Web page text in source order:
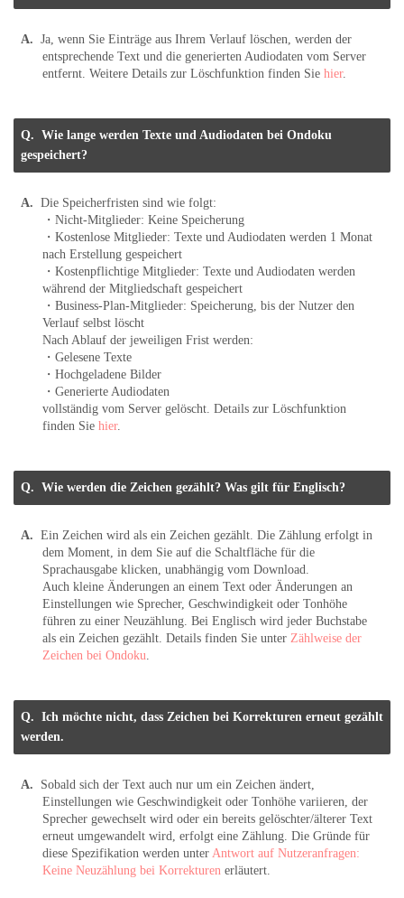
Ja, wenn Sie Einträge aus Ihrem Verlauf löschen, werden der
entsprechende Text und die generierten Audiodaten vom Server
entfernt. Weitere Details zur Löschfunktion finden Sie hier.
Wie lange werden Texte und Audiodaten bei Ondoku
gespeichert?
Die Speicherfristen sind wie folgt:
・Nicht-Mitglieder: Keine Speicherung
・Kostenlose Mitglieder: Texte und Audiodaten werden 1 Monat
nach Erstellung gespeichert
・Kostenpflichtige Mitglieder: Texte und Audiodaten werden
während der Mitgliedschaft gespeichert
・Business-Plan-Mitglieder: Speicherung, bis der Nutzer den
Verlauf selbst löscht
Nach Ablauf der jeweiligen Frist werden:
・Gelesene Texte
・Hochgeladene Bilder
・Generierte Audiodaten
vollständig vom Server gelöscht. Details zur Löschfunktion
finden Sie hier.
Wie werden die Zeichen gezählt? Was gilt für Englisch?
Ein Zeichen wird als ein Zeichen gezählt. Die Zählung erfolgt in
dem Moment, in dem Sie auf die Schaltfläche für die
Sprachausgabe klicken, unabhängig vom Download.
Auch kleine Änderungen an einem Text oder Änderungen an
Einstellungen wie Sprecher, Geschwindigkeit oder Tonhöhe
führen zu einer Neuzählung. Bei Englisch wird jeder Buchstabe
als ein Zeichen gezählt. Details finden Sie unter Zählweise der
Zeichen bei Ondoku
Ich möchte nicht, dass Zeichen bei Korrekturen erneut gezählt
werden.
Sobald sich der Text auch nur um ein Zeichen ändert,
Einstellungen wie Geschwindigkeit oder Tonhöhe variieren, der
Sprecher gewechselt wird oder ein bereits gelöschter/älterer Text
erneut umgewandelt wird, erfolgt eine Zählung. Die Gründe für
diese Spezifikation werden unter Antwort auf Nutzeranfragen:
Keine Neuzählung bei Korrekturen erläutert.